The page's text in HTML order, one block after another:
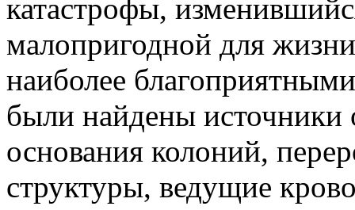
катастрофы,
малопригодной для
наиболее
были найдены источники
основания колоний,
структуры, ведущие